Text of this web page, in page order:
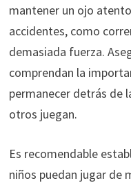
mantener un ojo
accidentes, como
demasiada fuerza.
comprendan la
permanecer detrás de
otros juegan.
Es recomendable
niños puedan jugar de